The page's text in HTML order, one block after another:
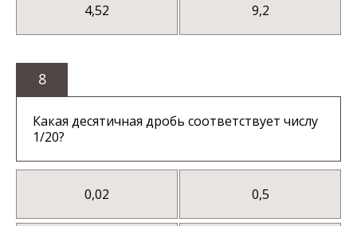
4,52 9,2
8
Какая десятичная дробь соответствует числу
1/20?
0,02 0,5